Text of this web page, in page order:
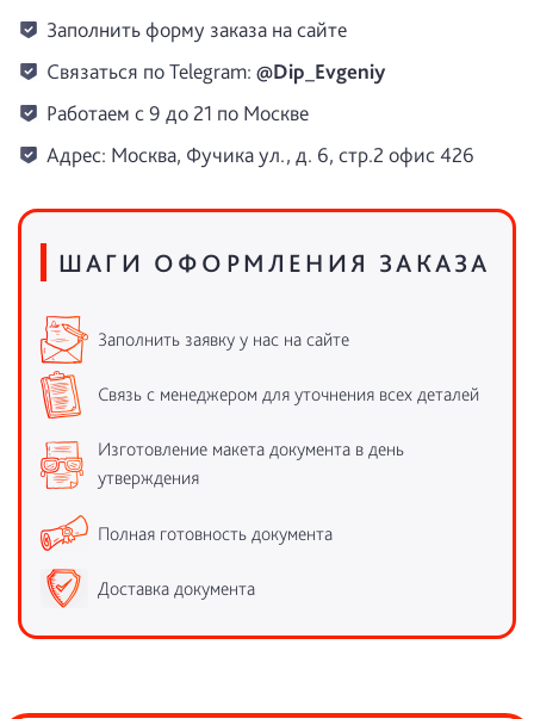
Заполнить форму заказа на сайте
Связаться по Telegram: @Dip_Evgeniy
Работаем с 9 до 21 по Москве
Адрес: Москва, Фучика ул., д. 6, стр.2 офис 426
ШАГИ ОФОРМЛЕНИЯ ЗАКАЗА
Заполнить заявку у нас на сайте
Связь с менеджером для уточнения всех деталей
Изготовление макета документа в день
утверждения
Полная готовность документа
Доставка документа